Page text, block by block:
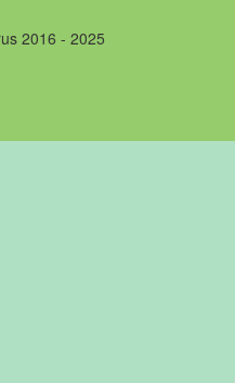
2016 - 2025